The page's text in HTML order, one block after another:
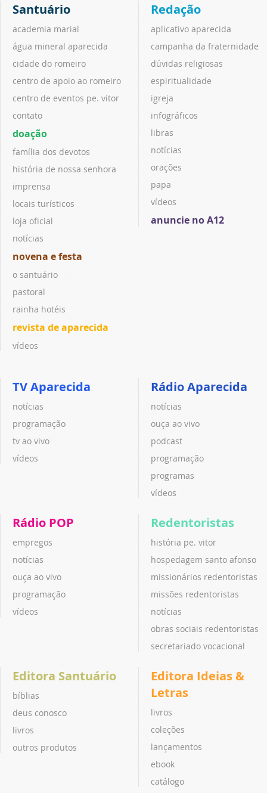
Santuário
academia marial
água mineral aparecida
cidade do romeiro
centro de apoio ao romeiro
centro de eventos pe. vitor
contato
doação
família dos devotos
história de nossa senhora
imprensa
locais turísticos
loja oficial
notícias
novena e festa
o santuário
pastoral
rainha hotéis
revista de aparecida
vídeos
Redação
aplicativo aparecida
campanha da fraternidade
dúvidas religiosas
espiritualidade
igreja
infográficos
libras
notícias
orações
papa
vídeos
anuncie no A12
TV Aparecida
notícias
programação
tv ao vivo
vídeos
Rádio Aparecida
notícias
ouça ao vivo
podcast
programação
programas
vídeos
Rádio POP
empregos
notícias
ouça ao vivo
programação
vídeos
Redentoristas
história pe. vitor
hospedagem santo afonso
missionários redentoristas
missões redentoristas
notícias
obras sociais redentoristas
secretariado vocacional
Editora Santuário
bíblias
deus conosco
livros
outros produtos
Editora Ideias &
Letras
livros
coleções
lançamentos
ebook
catálogo